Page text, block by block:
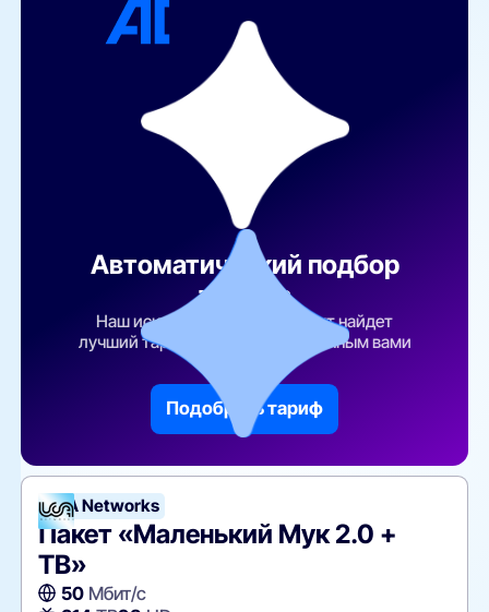
Автоматический подбор
тарифа
Наш искусственный интеллект найдет
лучший тарифный план по указанным вами
Подобрать тариф
UCA Networks
Пакет «Маленький Мук 2.0 +
ТВ»
50Мбит/с